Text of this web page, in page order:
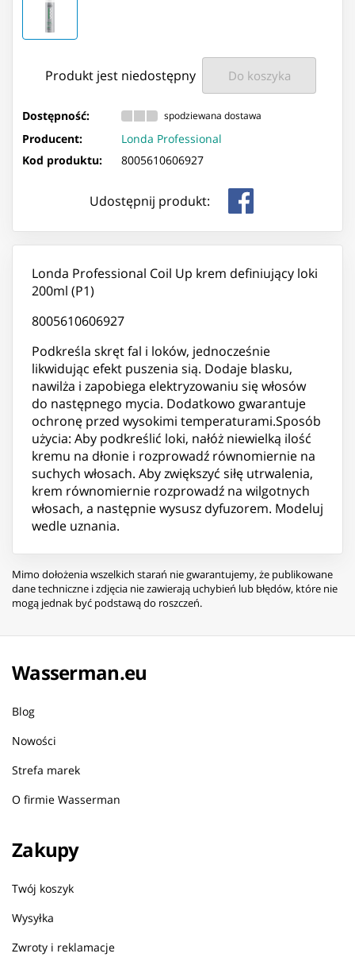
Produkt jest niedostępny Do koszyka
Dostępność: spodziewana dostawa
Producent:
Londa Professional
Kod produktu:
8005610606927
Udostępnij produkt:
Londa Professional Coil Up krem definiujący loki
200ml (P1)
8005610606927
Podkreśla skręt fal i loków, jednocześnie
likwidując efekt puszenia sią. Dodaje blasku,
nawilża i zapobiega elektryzowaniu się włosów
do następnego mycia. Dodatkowo gwarantuje
ochronę przed wysokimi temperaturami.Sposób
użycia: Aby podkreślić loki, nałóż niewielką ilość
kremu na dłonie i rozprowadź równomiernie na
suchych włosach. Aby zwiększyć siłę utrwalenia,
krem równomiernie rozprowadź na wilgotnych
włosach, a następnie wysusz dyfuzorem. Modeluj
wedle uznania.
Mimo dołożenia wszelkich starań nie gwarantujemy, że publikowane
dane techniczne i zdjęcia nie zawierają uchybień lub błędów, które nie
mogą jednak być podstawą do roszczeń.
Wasserman.eu
Blog
Nowości
Strefa marek
O firmie Wasserman
Zakupy
Twój koszyk
Wysyłka
Zwroty i reklamacje